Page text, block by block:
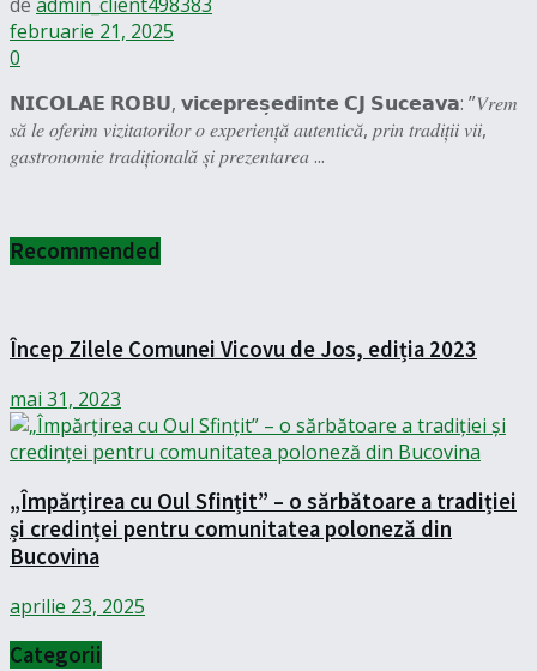
februarie 21, 2025
0
𝗡𝗜𝗖𝗢𝗟𝗔𝗘 𝗥𝗢𝗕𝗨, 𝘃𝗶𝗰𝗲𝗽𝗿𝗲𝘀̦𝗲𝗱𝗶𝗻𝘁𝗲 𝗖𝗝 𝗦𝘂𝗰𝗲𝗮𝘃𝗮: ”𝑉𝑟𝑒𝑚
𝑠𝑎̆ 𝑙𝑒 𝑜𝑓𝑒𝑟𝑖𝑚 𝑣𝑖𝑧𝑖𝑡𝑎𝑡𝑜𝑟𝑖𝑙𝑜𝑟 𝑜 𝑒𝑥𝑝𝑒𝑟𝑖𝑒𝑛𝑡̦𝑎̆ 𝑎𝑢𝑡𝑒𝑛𝑡𝑖𝑐𝑎̆, 𝑝𝑟𝑖𝑛 𝑡𝑟𝑎𝑑𝑖𝑡̦𝑖𝑖 𝑣𝑖𝑖,
𝑔𝑎𝑠𝑡𝑟𝑜𝑛𝑜𝑚𝑖𝑒 𝑡𝑟𝑎𝑑𝑖𝑡̦𝑖𝑜𝑛𝑎𝑙𝑎̆ 𝑠̦𝑖 𝑝𝑟𝑒𝑧𝑒𝑛𝑡𝑎𝑟𝑒𝑎 ...
Recommended
Încep Zilele Comunei Vicovu de Jos, ediția 2023
mai 31, 2023
„Împărțirea cu Oul Sfințit” – o sărbătoare a tradiției
și credinței pentru comunitatea poloneză din
Bucovina
aprilie 23, 2025
Categorii